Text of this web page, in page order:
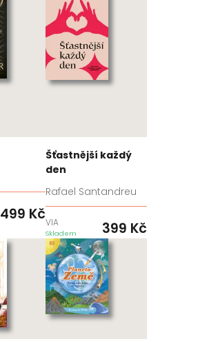
499 Kč
Šťastnější každý
den
Rafael Santandreu
VIA
Skladem 399 Kč